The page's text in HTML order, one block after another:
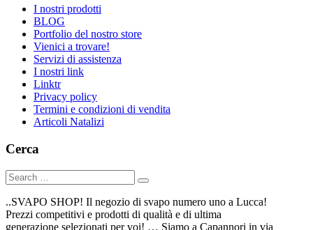
I nostri prodotti
BLOG
Portfolio del nostro store
Vienici a trovare!
Servizi di assistenza
I nostri link
Linktr
Privacy policy
Termini e condizioni di vendita
Articoli Natalizi
Cerca
..SVAPO SHOP! Il negozio di svapo numero uno a Lucca!
Prezzi competitivi e prodotti di qualità e di ultima
generazione selezionati per voi! … Siamo a Capannori in via